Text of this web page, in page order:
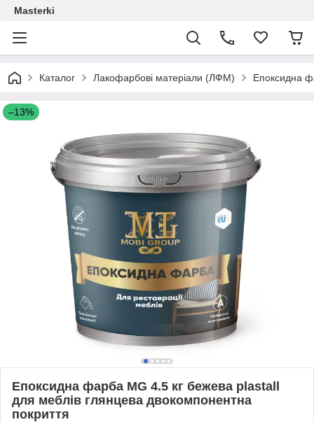
Masterki
Каталог Лакофарбові матеріали (ЛФМ) Епоксидна
–13%
Епоксидна фарба MG 4.5 кг бежева plastall
для меблів глянцева двокомпонентна
покриття